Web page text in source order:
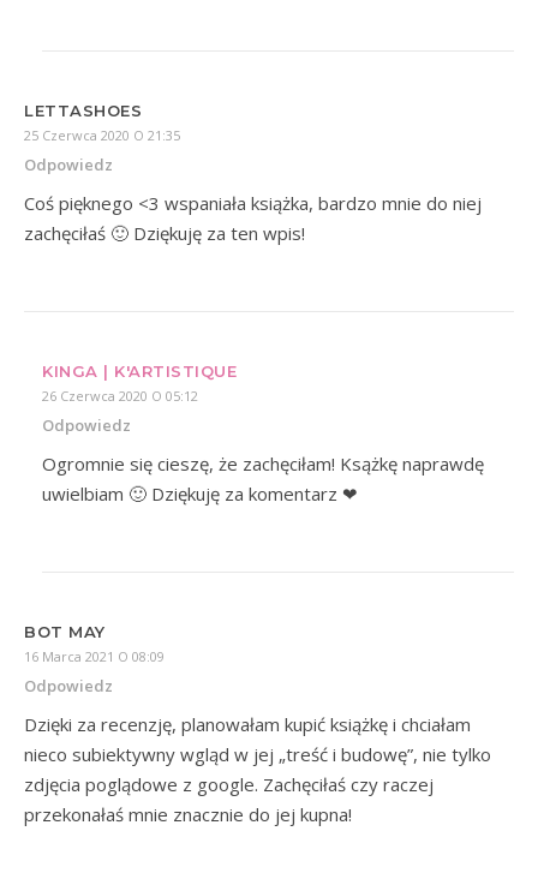
LETTASHOES
25 Czerwca 2020 O 21:35
Odpowiedz
Coś pięknego <3 wspaniała książka, bardzo mnie do niej
zachęciłaś 🙂 Dziękuję za ten wpis!
KINGA | K'ARTISTIQUE
26 Czerwca 2020 O 05:12
Odpowiedz
Ogromnie się cieszę, że zachęciłam! Ksążkę naprawdę
uwielbiam 🙂 Dziękuję za komentarz ❤
BOT MAY
16 Marca 2021 O 08:09
Odpowiedz
Dzięki za recenzję, planowałam kupić książkę i chciałam
nieco subiektywny wgląd w jej „treść i budowę”, nie tylko
zdjęcia poglądowe z google. Zachęciłaś czy raczej
przekonałaś mnie znacznie do jej kupna!